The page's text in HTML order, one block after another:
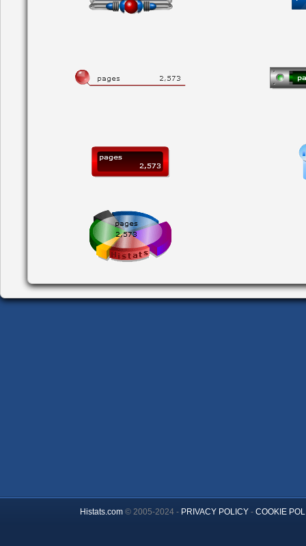
Histats.com© 2005-2024 - PRIVACY POLICY- COOKIE